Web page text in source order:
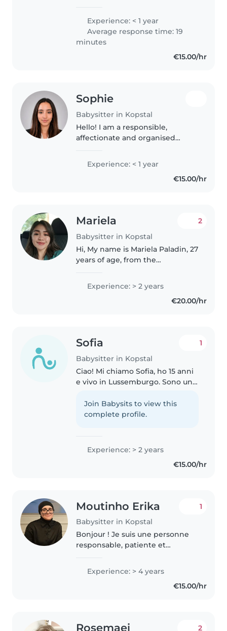
Experience: < 1 year
Average response time: 19
minutes
€15.00/hr
Sophie
Babysitter in Kopstal
Hello! I am a responsible,
affectionate and organised
children, playing with them and
creating a safe and fun
environment. Although my
Experience: < 1 year
€15.00/hr
Mariela
Babysitter in Kopstal
2
Hi, My name is Mariela Paladin, 27
years of age, from the
almost 2 years here in
Luxembourg. I'm responsible,
caring, friendly, funny and calm. I
Experience: > 2 years
€20.00/hr
Sofia
Babysitter in Kopstal
1
Ciao! Mi chiamo Sofia, ho 15 anni
e vivo in Lussemburgo. Sono una
affidabile. Fin da piccola ho avuto
un forte istinto materno e mi è
Join Babysits to view this
complete profile.
Experience: > 2 years
€15.00/hr
Moutinho Erika
Babysitter in Kopstal
1
Bonjour ! Je suis une personne
responsable, patiente et
comme babysitter et j'aime
beaucoup m'occuper des
enfants, jouer avec eux et veiller
Experience: > 4 years
€15.00/hr
Rosemaei 2